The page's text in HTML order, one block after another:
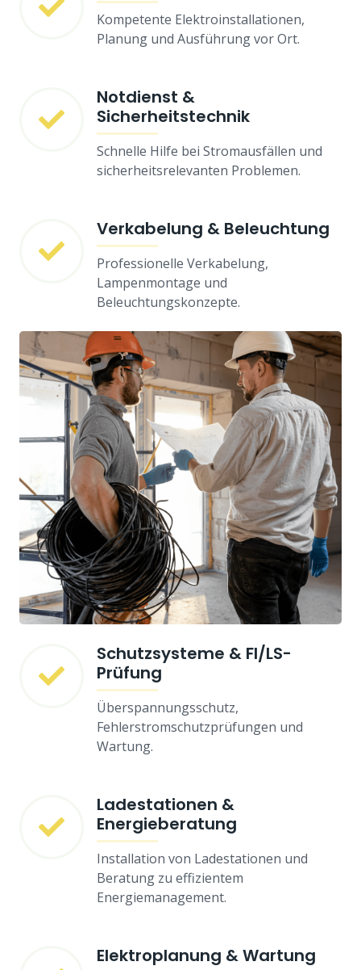
Kompetente Elektroinstallationen,
Planung und Ausführung vor Ort.
Notdienst &
Sicherheitstechnik
Schnelle Hilfe bei Stromausfällen und
sicherheitsrelevanten Problemen.
Verkabelung & Beleuchtung
Professionelle Verkabelung,
Lampenmontage und
Beleuchtungskonzepte.
Schutzsysteme & FI/LS-
Prüfung
Überspannungsschutz,
Fehlerstromschutzprüfungen und
Wartung.
Ladestationen &
Energieberatung
Installation von Ladestationen und
Beratung zu effizientem
Energiemanagement.
Elektroplanung & Wartung